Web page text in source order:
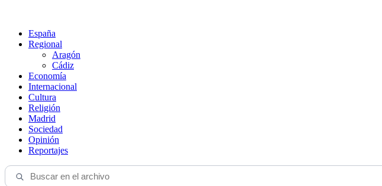
España
Regional
Aragón
Cádiz
Economía
Internacional
Cultura
Religión
Madrid
Sociedad
Opinión
Reportajes